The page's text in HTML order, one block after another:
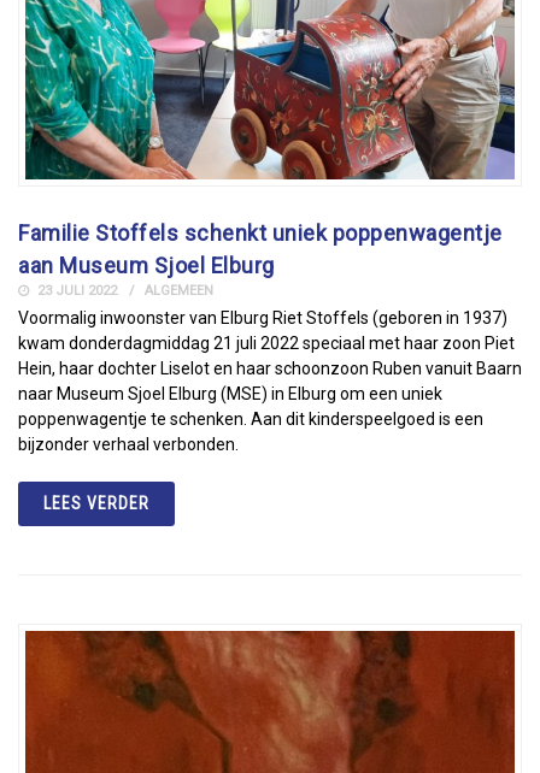
Familie Stoffels schenkt uniek poppenwagentje
aan Museum Sjoel Elburg
23 JULI 2022 ALGEMEEN
Voormalig inwoonster van Elburg Riet Stoffels (geboren in 1937)
kwam donderdagmiddag 21 juli 2022 speciaal met haar zoon Piet
Hein, haar dochter Liselot en haar schoonzoon Ruben vanuit Baarn
naar Museum Sjoel Elburg (MSE) in Elburg om een uniek
poppenwagentje te schenken. Aan dit kinderspeelgoed is een
bijzonder verhaal verbonden.
LEES VERDER